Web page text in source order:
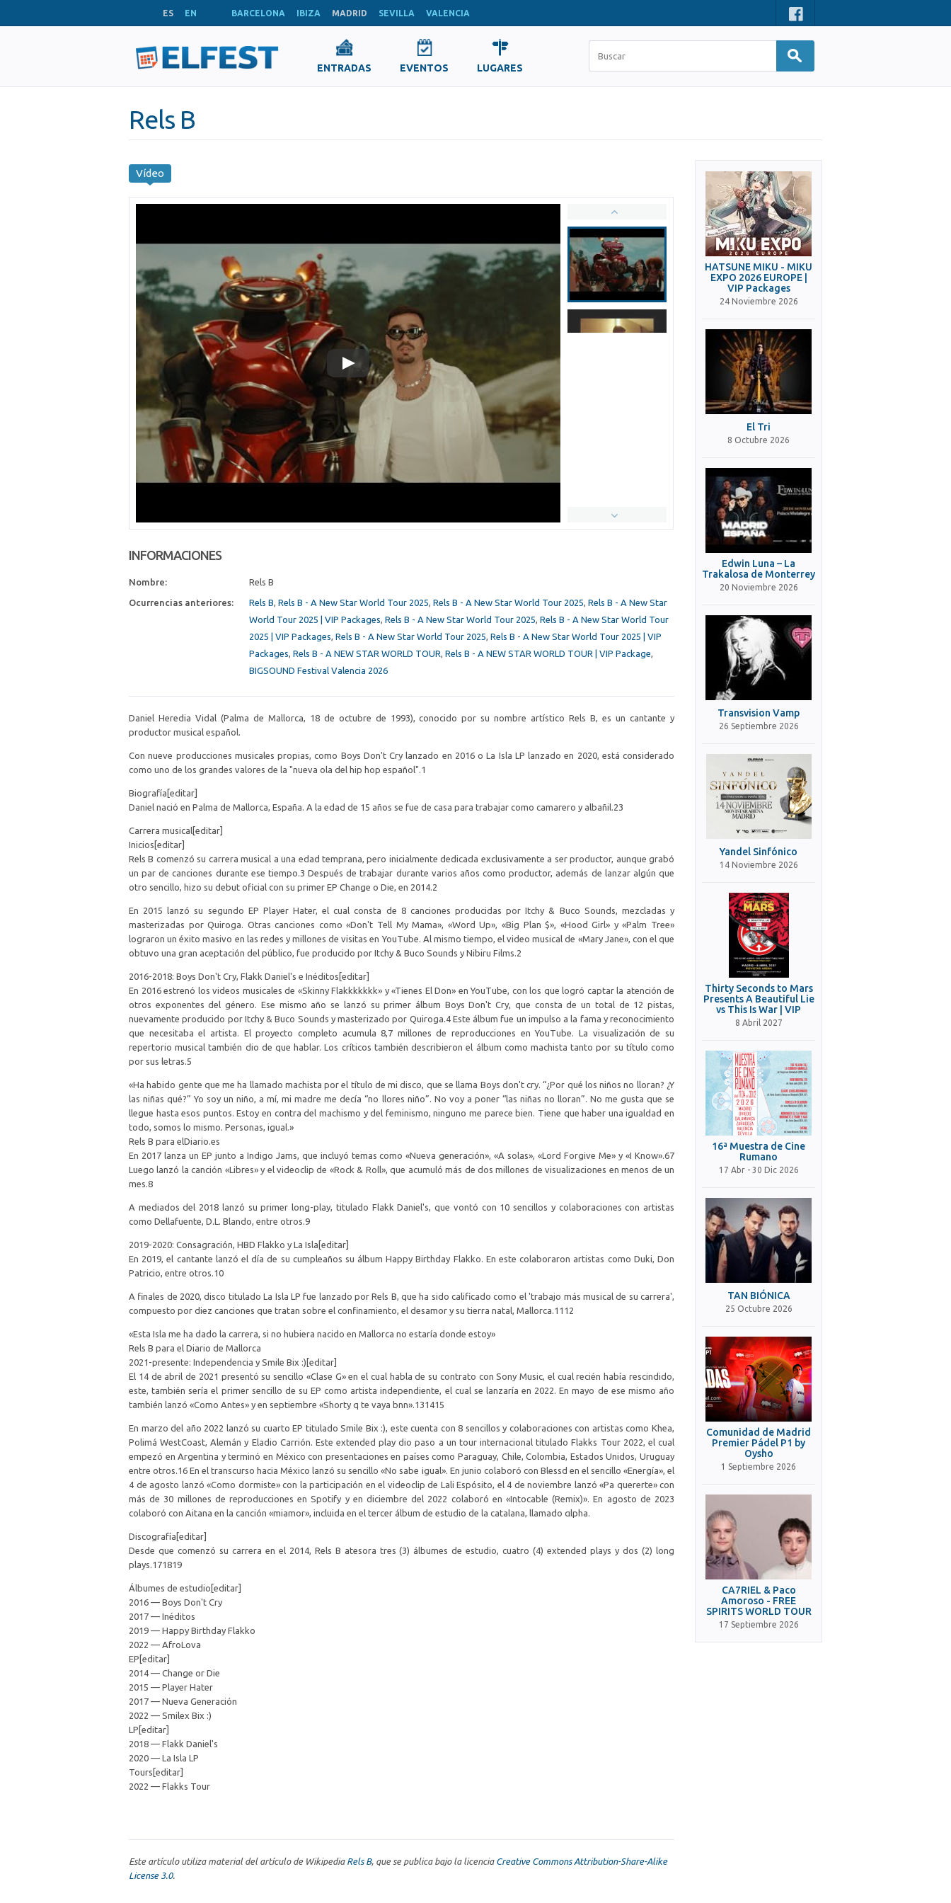
ES EN BARCELONA IBIZA MADRID SEVILLA VALENCIA
ENTRADAS EVENTOS LUGARES
Rels B
Vídeo
INFORMACIONES
Nombre: Rels B
Ocurrencias anteriores: Rels B, Rels B - A New Star World Tour 2025, Rels B - A New Star World Tour 2025, Rels B - A New Star
World Tour 2025 | VIP Packages, Rels B - A New Star World Tour 2025, Rels B - A New Star World Tour
2025 | VIP Packages, Rels B - A New Star World Tour 2025, Rels B - A New Star World Tour 2025 | VIP
Packages, Rels B - A NEW STAR WORLD TOUR, Rels B - A NEW STAR WORLD TOUR | VIP Package,
BIGSOUND Festival Valencia 2026
Daniel Heredia Vidal (Palma de Mallorca, 18 de octubre de 1993), conocido por su nombre artístico Rels B, es un cantante y
productor musical español.
Con nueve producciones musicales propias, como Boys Don't Cry lanzado en 2016 o La Isla LP lanzado en 2020, está considerado
como uno de los grandes valores de la "nueva ola del hip hop español".1​
Biografía[editar]
Daniel nació en Palma de Mallorca, España. A la edad de 15 años se fue de casa para trabajar como camarero y albañil.2​3​
Carrera musical[editar]
Inicios[editar]
Rels B comenzó su carrera musical a una edad temprana, pero inicialmente dedicada exclusivamente a ser productor, aunque grabó
un par de canciones durante ese tiempo.3​ Después de trabajar durante varios años como productor, además de lanzar algún que
otro sencillo, hizo su debut oficial con su primer EP Change o Die, en 2014.2​
En 2015 lanzó su segundo EP Player Hater, el cual consta de 8 canciones producidas por Itchy & Buco Sounds, mezcladas y
masterizadas por Quiroga. Otras canciones como «Don't Tell My Mama», «Word Up», «Big Plan $», «Hood Girl» y «Palm Tree»
lograron un éxito masivo en las redes y millones de visitas en YouTube. Al mismo tiempo, el video musical de «Mary Jane», con el que
obtuvo una gran aceptación del público, fue producido por Itchy & Buco Sounds y Nibiru Films.2​
2016-2018: Boys Don't Cry, Flakk Daniel's e Inéditos[editar]
En 2016 estrenó los videos musicales de «Skinny Flakkkkkkk» y «Tienes El Don» en YouTube, con los que logró captar la atención de
otros exponentes del género. Ese mismo año se lanzó su primer álbum Boys Don't Cry, que consta de un total de 12 pistas,
nuevamente producido por Itchy & Buco Sounds y masterizado por Quiroga.4​ Este álbum fue un impulso a la fama y reconocimiento
que necesitaba el artista. El proyecto completo acumula 8,7 millones de reproducciones en YouTube. La visualización de su
repertorio musical también dio de que hablar. Los críticos también describieron el álbum como machista tanto por su título como
por sus letras.5​
«Ha habido gente que me ha llamado machista por el título de mi disco, que se llama Boys don't cry. “¿Por qué los niños no lloran? ¿Y
las niñas qué?” Yo soy un niño, a mí, mi madre me decía “no llores niño”. No voy a poner “las niñas no lloran”. No me gusta que se
llegue hasta esos puntos. Estoy en contra del machismo y del feminismo, ninguno me parece bien. Tiene que haber una igualdad en
todo, somos lo mismo. Personas, igual.»
Rels B para elDiario.es
En 2017 lanza un EP junto a Indigo Jams, que incluyó temas como «Nueva generación», «A solas», «Lord Forgive Me» y «I Know».6​7​
Luego lanzó la canción «Libres» y el videoclip de «Rock & Roll», que acumuló más de dos millones de visualizaciones en menos de un
mes.8​
A mediados del 2018 lanzó su primer long-play, titulado Flakk Daniel's, que vontó con 10 sencillos y colaboraciones con artistas
como Dellafuente, D.L. Blando, entre otros.9​
2019-2020: Consagración, HBD Flakko y La Isla[editar]
En 2019, el cantante lanzó el día de su cumpleaños su álbum Happy Birthday Flakko. En este colaboraron artistas como Duki, Don
Patricio, entre otros.10​
A finales de 2020, disco titulado La Isla LP fue lanzado por Rels B, que ha sido calificado como el 'trabajo más musical de su carrera',
compuesto por diez canciones que tratan sobre el confinamiento, el desamor y su tierra natal, Mallorca.11​12​
«Esta Isla me ha dado la carrera, si no hubiera nacido en Mallorca no estaría donde estoy»
Rels B para el Diario de Mallorca
2021-presente: Independencia y Smile Bix :)[editar]
El 14 de abril de 2021 presentó su sencillo «Clase G» en el cual habla de su contrato con Sony Music, el cual recién había rescindido,
este, también sería el primer sencillo de su EP como artista independiente, el cual se lanzaría en 2022. En mayo de ese mismo año
también lanzó «Como Antes» y en septiembre «Shorty q te vaya bnn».13​14​15​
En marzo del año 2022 lanzó su cuarto EP titulado Smile Bix :), este cuenta con 8 sencillos y colaboraciones con artistas como Khea,
Polimá WestCoast, Alemán y Eladio Carrión. Este extended play dio paso a un tour internacional titulado Flakks Tour 2022, el cual
empezó en Argentina y terminó en México con presentaciones en países como Paraguay, Chile, Colombia, Estados Unidos, Uruguay
entre otros.16​ En el transcurso hacia México lanzó su sencillo «No sabe igual». En junio colaboró con Blessd en el sencillo «Energía», el
4 de agosto lanzó «Como dormiste» con la participación en el videoclip de Lali Espósito, el 4 de noviembre lanzó «Pa quererte» con
más de 30 millones de reproducciones en Spotify y en diciembre del 2022 colaboró en «Intocable (Remix)». En agosto de 2023
colaboró con Aitana en la canción «miamor», incluida en el tercer álbum de estudio de la catalana, llamado αlpha.
Discografía[editar]
Desde que comenzó su carrera en el 2014, Rels B atesora tres (3) álbumes de estudio, cuatro (4) extended plays y dos (2) long
plays.17​18​19​
Álbumes de estudio[editar]
2016 — Boys Don't Cry
2017 — Inéditos
2019 — Happy Birthday Flakko
2022 — AfroLova
EP[editar]
2014 — Change or Die
2015 — Player Hater
2017 — Nueva Generación
2022 — Smilex Bix :)
LP[editar]
2018 — Flakk Daniel's
2020 — La Isla LP
Tours[editar]
2022 — Flakks Tour
Este artículo utiliza material del artículo de Wikipedia Rels B, que se publica bajo la licencia Creative Commons Attribution-Share-Alike
License 3.0.
HATSUNE MIKU - MIKU
EXPO 2026 EUROPE |
VIP Packages
24 Noviembre 2026
El Tri
8 Octubre 2026
Edwin Luna – La
Trakalosa de Monterrey
20 Noviembre 2026
Transvision Vamp
26 Septiembre 2026
Yandel Sinfónico
14 Noviembre 2026
Thirty Seconds to Mars
Presents A Beautiful Lie
vs This Is War | VIP
8 Abril 2027
16ª Muestra de Cine
Rumano
17 Abr - 30 Dic 2026
TAN BIÓNICA
25 Octubre 2026
Comunidad de Madrid
Premier Pádel P1 by
Oysho
1 Septiembre 2026
CA7RIEL & Paco
Amoroso - FREE
SPIRITS WORLD TOUR
17 Septiembre 2026